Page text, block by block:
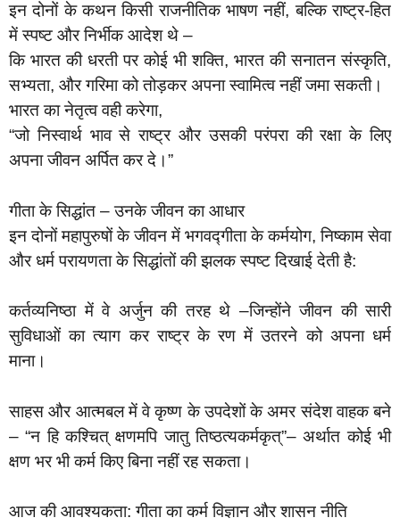
इन दोनों के कथन किसी राजनीतिक भाषण नहीं, बल्कि राष्ट्र-हित
में स्पष्ट और निर्भीक आदेश थे –
कि भारत की धरती पर कोई भी शक्ति, भारत की सनातन संस्कृति,
सभ्यता, और गरिमा को तोड़कर अपना स्वामित्व नहीं जमा सकती।
भारत का नेतृत्व वही करेगा,
“जो निस्वार्थ भाव से राष्ट्र और उसकी परंपरा की रक्षा के लिए
अपना जीवन अर्पित कर दे।”
गीता के सिद्धांत – उनके जीवन का आधार
इन दोनों महापुरुषों के जीवन में भगवद्गीता के कर्मयोग, निष्काम सेवा
और धर्म परायणता के सिद्धांतों की झलक स्पष्ट दिखाई देती है:
कर्तव्यनिष्ठा में वे अर्जुन की तरह थे –जिन्होंने जीवन की सारी
सुविधाओं का त्याग कर राष्ट्र के रण में उतरने को अपना धर्म
माना।
साहस और आत्मबल में वे कृष्ण के उपदेशों के अमर संदेश वाहक बने
– “न हि कश्चित् क्षणमपि जातु तिष्ठत्यकर्मकृत्”– अर्थात कोई भी
क्षण भर भी कर्म किए बिना नहीं रह सकता।
आज की आवश्यकता: गीता का कर्म विज्ञान और शासन नीति